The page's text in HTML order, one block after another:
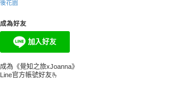
後花園
成為好友
成為《覺知之旅xJoanna》
Line官方帳號好友🫰